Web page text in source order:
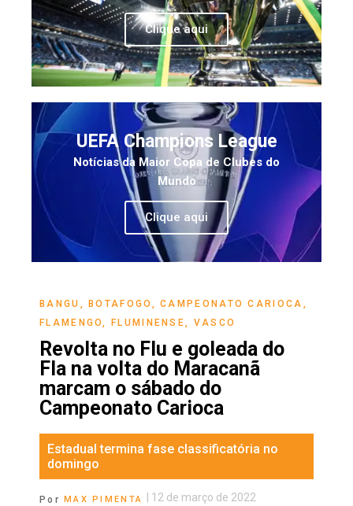
Clique aqui
UEFA Champions League
Notícias da Maior Copa de Clubes do
Mundo
Clique aqui
BANGU ,BOTAFOGO ,CAMPEONATO CARIOCA
FLAMENGO
,FLUMINENSE VASCO
Revolta no Flu e goleada do
Fla na volta do Maracanã
marcam o sábado do
Campeonato Carioca
Estadual termina fase classificatória no
domingo
Por MAX PIMENTA 12 de março de 2022